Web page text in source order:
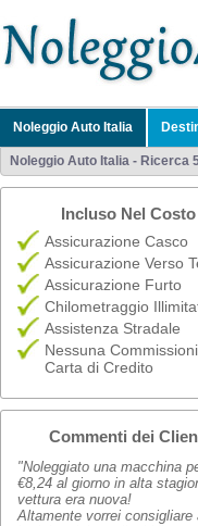
Noleggio Auto Italia
Noleggio Auto Italia - Ricerca
Incluso Nel Costo
Assicurazione Casco
Assicurazione Verso
Assicurazione Furto
Chilometraggio
Assistenza Stradale
Nessuna Commissioni
Carta di Credito
Commenti dei
"Noleggiato una macchina
€8,24 al giorno in alta
vettura era nuova!
Altamente vorrei consigliare